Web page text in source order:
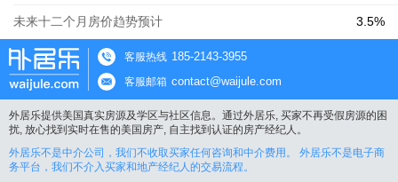
未来十二个月房价趋势预计 3.5%
客服热线 185-2143-3955
客服邮箱 contact@waijule.com
外居乐提供美国真实房源及学区与社区信息。通过外居乐, 买家不再受假房源的困
扰, 放心找到实时在售的美国房产, 自主找到认证的房产经纪人。
外居乐不是中介公司，我们不收取买家任何咨询和中介费用。 外居乐不是电子商
务平台，我们不介入买家和地产经纪人的交易流程。